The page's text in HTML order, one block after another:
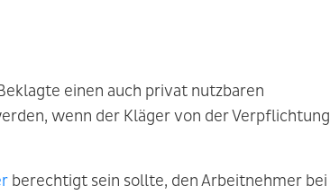
einen auch privat nutzbaren
wenn der Kläger von der Verpflichtung
berechtigt sein sollte, den Arbeitnehmer bei